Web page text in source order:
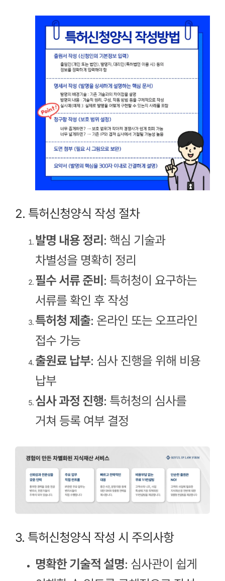
2. 특허신청양식 작성 절차
발명 내용 정리 : 핵심 기술과
차별성을 명확히 정리
필수 서류 준비 : 특허청이 요구하는
서류를 확인 후 작성
특허청 제출: 온라인 또는 오프라인
접수 가능
출원료 납부: 심사 진행을 위해 비용
납부
심사 과정 진행: 특허청의 심사를
거쳐 등록 여부 결정
3. 특허신청양식 작성 시 주의사항
명확한 기술적 설명: 심사관이 쉽게